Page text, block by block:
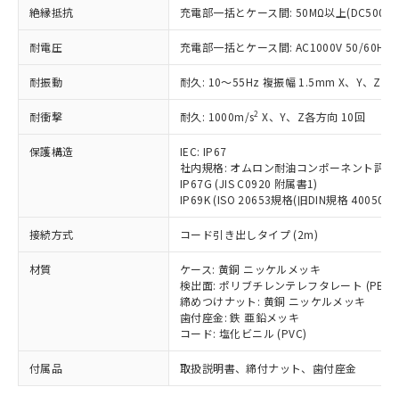
絶縁抵抗 充電部一括とケース間: 50MΩ以上(DC500V
耐電圧 充電部一括とケース間: AC1000V 50/60Hz
耐振動 耐久: 10～55Hz 複振幅 1.5mm X、Y、Z各
耐衝撃 耐久: 1000m/s2 X、Y、Z各方向 10回
保護構造
IEC: IP67
社内規格: オムロン耐油コンポーネント評
IP67G (JIS C0920 附属書1)
IP69K (ISO 20653規格(旧DIN規格 40050
接続方式 コード引き出しタイプ (2m)
材質
ケース: 黄銅 ニッケルメッキ
検出面: ポリブチレンテレフタレート (PBT)
締めつけナット: 黄銅 ニッケルメッキ
歯付座金: 鉄 亜鉛メッキ
コード: 塩化ビニル (PVC)
付属品 取扱説明書、締付ナット、歯付座金
在庫状況および標準価格照会結果は、
記載している更新日時点での社内デー
タに基づき作成されるものであり、閲
覧された時点での実際の在庫および標
準価格とは異なる場合があることをご
正式な納期状況および標準価格はお客
様のお取引先、またはお客様担当のオ
ムロン制御機器販売店・当社販売員に
ご相談ください。
オムロン制御機器販売店や当社販売拠
販売ネットワーク
」をご確認
在庫状況および標準価格結果を当社の
事前の承諾なく第三者に漏洩または開
示しないようお願いします。
マイパーツ機能（部品リスト作成サー
ビス）をご利用いただくには、I-Web
メンバーズにご登録されている必要が
お客様が当ウェブサイト上で当社にご
むを得ず変更することがあります。
*EU RoHS指令（10物質）：
鉛(Pb) 1000ppm以下、 水銀(Hg) 1000ppm以下、 カド
ミウム(Cd) 100ppm以下、
六価クロム(Cr(Ⅵ)) 1000ppm以下、ポリ臭化ビフェニル
(PBDE) 1000ppm以下、フタル酸ビス(2-エチルヘキシ
ル) (DEHP)(別名：DOP) 1000ppm以下、フタル酸ブチ
ルベンジル（BBP） 1000ppm以下、フタル酸ジブチル
（DBP） 1000ppm以下、フタル酸ジイソブチル
但し、RoHS指令で産業用監視および制御機器に対する
フタル酸エステル類の４物質については閾値を超える意
図的な使用がないことを確認しています。
部品在庫の切り替え状況などにより、予定
月が前後することがあります。
い合わせください。
Cr(Ⅵ)(六価クロム) : 1000ppm、 PBBs(ポリ臭化ビフェ
ニル類) : 1000ppm、 PBDEs(ポリ臭化ジフェニルエーテ
DBP(フタル酸ジブチル) : 1000ppm、 DIBP(フタル酸ジ
イソブチル) : 1000ppm、 BBP(フタル酸ブチルベンジ
DEHP(フタル酸ビス(2-エチルヘキシル)) : 1000ppm
※2 環境保護使用期限
「ｅ」：有害物質（10物質）のすべてが基
準値以下であることを示します。
「10」：通常の使用状況下において有害物
質が外部に漏えいし、環境に深刻な影響を
及ぼさない年数を意味します。
「－」：未確認です。当社販売部門へお問
為替および外国貿易法に定める商品
（以下｢規制貨物等」という）を輸出
または国外への提供する場合は、日本
国政府の輸出許可(または役務取引許
可)を取得するなどの必要な手続きを
当社は規制貨物を破棄する場合は、完
全に破砕するなど、違法に輸出されな
いよう必要な手段を講じます。
当社は貴社製品を、核兵器、ミサイ
ル、化学兵器、生物兵器またはその他
武器並びにこれらの製造装置等に一切
使用いたしません。
当社は、貴社製品を第三者に販売する
場合は、上記1、2および3の内容を当
該第三者に通知します。また当社は、
販売先および販売に係わる関係者が違
法に輸出するおそれがある場合は、取
一定数以上の在庫あり
一定数には満たないが在庫あり
在庫なし(最新の在庫状況につ
いては、お客様のお取引先、ま
たはお客様担当のオムロン制御
機器販売店・当社販売員にご確
認ください)
受注生産機種、また在庫状況の
情報を公開していない機種